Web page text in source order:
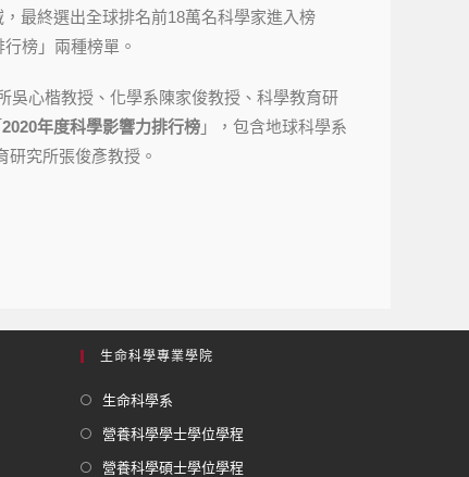
最終選出全球排名前18萬名科學家進入榜
榜」兩種榜單。
吳心楷教授、化學系陳家俊教授、科學教育研
2020年度科學影響力排行榜 」，包含地球科學系
究所張俊彥教授。
生命科學專業學院
生命科學系
營養科學學士學位學程
營養科學碩士學位學程